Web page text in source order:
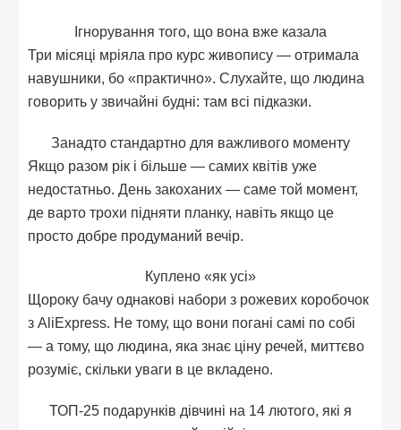
Ігнорування того, що вона вже казала
Три місяці мріяла про курс живопису — отримала
навушники, бо «практично». Слухайте, що людина
говорить у звичайні будні: там всі підказки.
Занадто стандартно для важливого моменту
Якщо разом рік і більше — самих квітів уже
недостатньо. День закоханих — саме той момент,
де варто трохи підняти планку, навіть якщо це
просто добре продуманий вечір.
Куплено «як усі»
Щороку бачу однакові набори з рожевих коробочок
з AliExpress. Не тому, що вони погані самі по собі
— а тому, що людина, яка знає ціну речей, миттєво
розуміє, скільки уваги в це вкладено.
ТОП-25 подарунків дівчині на 14 лютого, які я